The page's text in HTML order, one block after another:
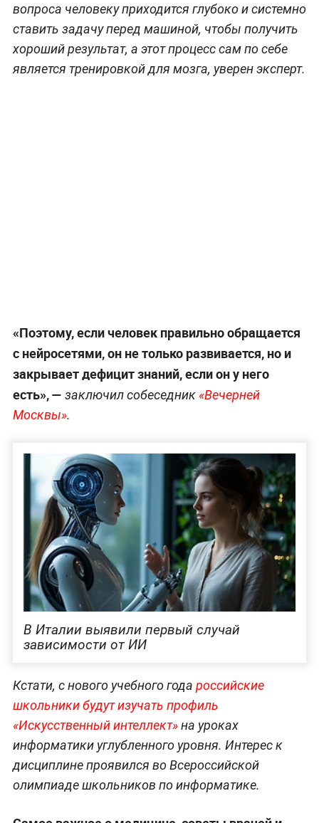
вопроса человеку приходится глубоко и системно
ставить задачу перед машиной, чтобы получить
хороший результат, а этот процесс сам по себе
является тренировкой для мозга, уверен эксперт.
«Поэтому, если человек правильно обращается
с нейросетями, он не только развивается, но и
закрывает дефицит знаний, если он у него
есть», — заключил собеседник«Вечерней
Москвы».
В Италии выявили первый случай
зависимости от ИИ
Кстати, с нового учебного года российские
школьники будут изучать профиль
«Искусственный интеллект»на уроках
информатики углубленного уровня. Интерес к
дисциплине проявился во Всероссийской
олимпиаде школьников по информатике.